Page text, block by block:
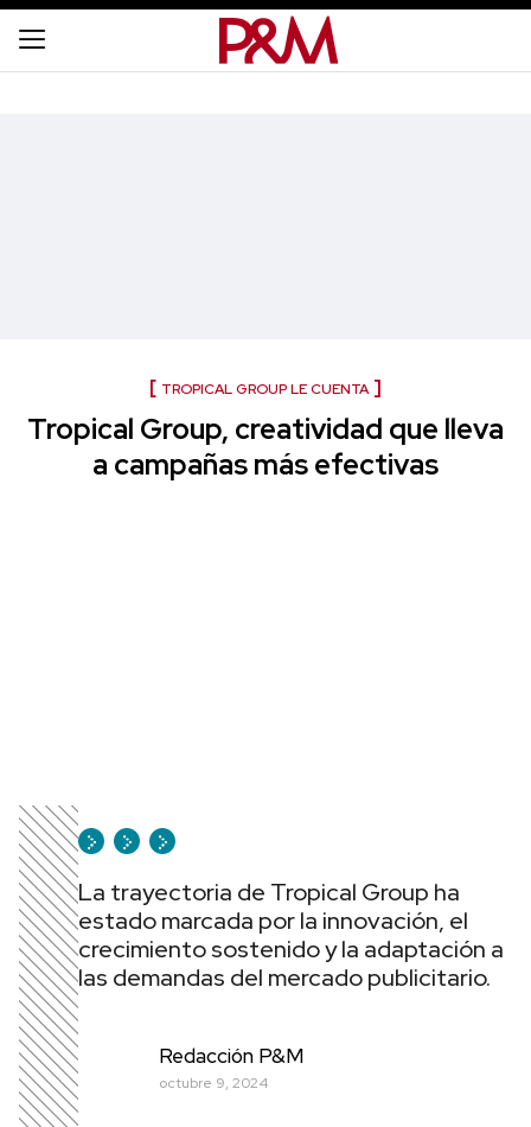
TROPICAL GROUP LE CUENTA
Tropical Group, creatividad que lleva
a campañas más efectivas
La trayectoria de Tropical Group ha
estado marcada por la innovación, el
crecimiento sostenido y la adaptación a
las demandas del mercado publicitario.
Redacción P&M
octubre 9, 2024